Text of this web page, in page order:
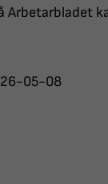
Arbetarbladet
05-08
på Facebook